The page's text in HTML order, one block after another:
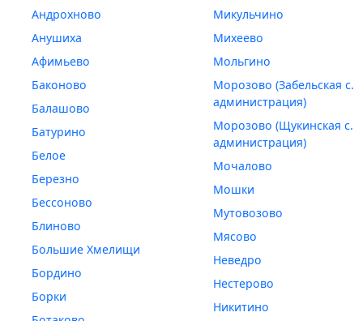
Андрохново
Анушиха
Афимьево
Баконово
Балашово
Батурино
Белое
Березно
Бессоново
Блиново
Большие Хмелищи
Бордино
Борки
Микульчино
Михеево
Мольгино
Морозово (Забельская с.
администрация)
Морозово (Щукинская с.
администрация)
Мочалово
Мошки
Мутовозово
Мясово
Неведро
Нестерово
Никитино